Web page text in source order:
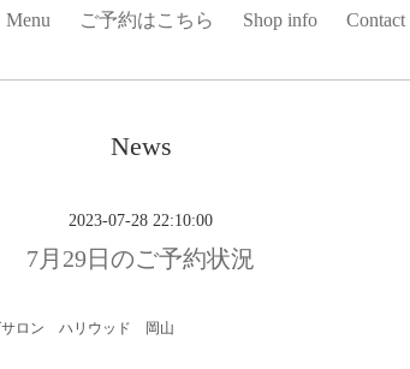
Menu ご予約はこちら Shop info Contact
News
2023-07-28 22:10:00
7月29日のご予約状況
サロン ハリウッド 岡山